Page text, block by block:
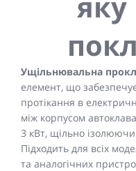
Ущільнювальна
елемент, що
протікання в
між корпусом
3 кВт, щільно
Підходить для всіх
та аналогічних